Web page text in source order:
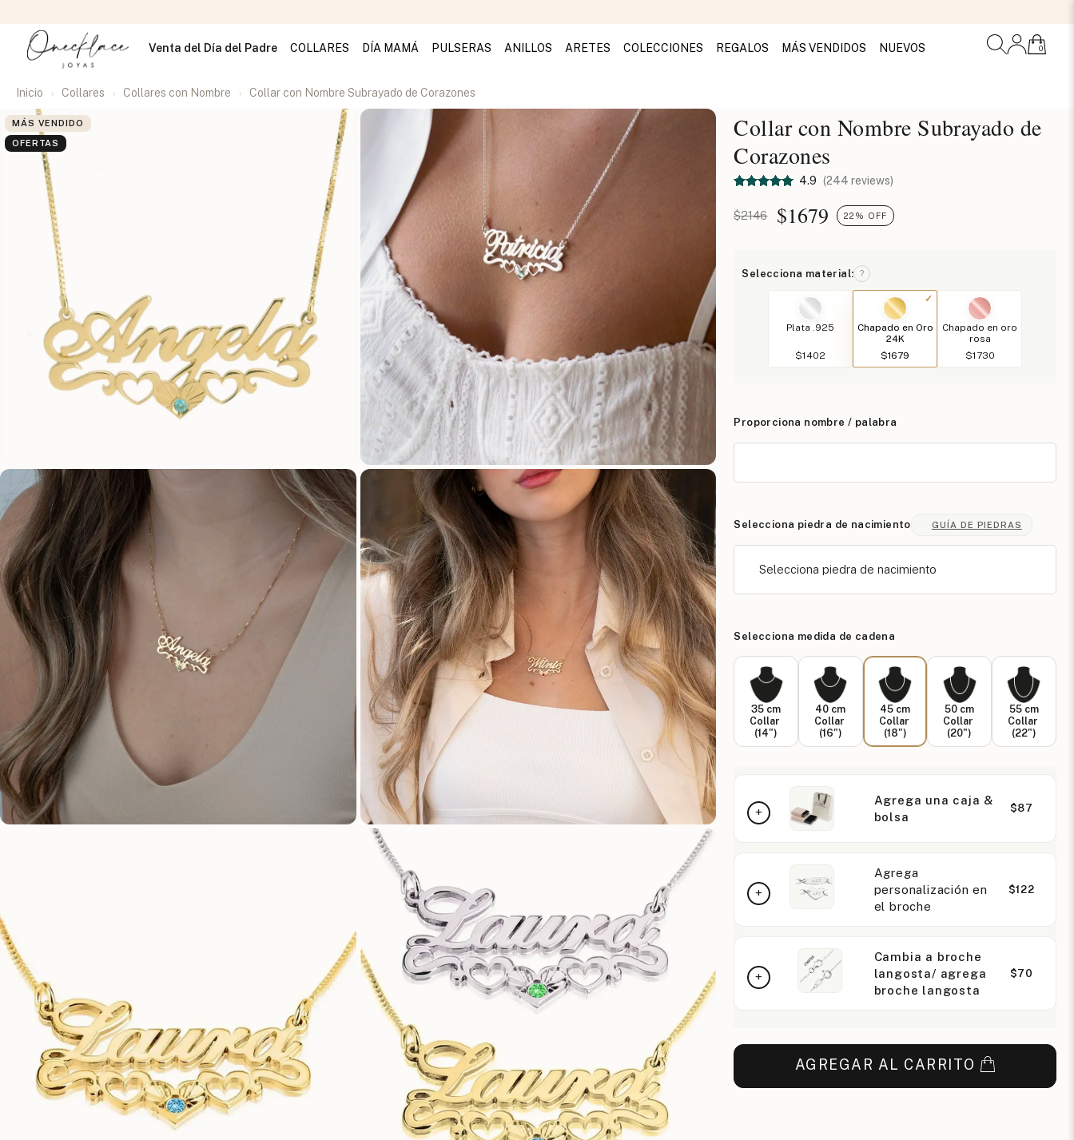
Venta del Día del Padre COLLARES DÍA MAMÁ PULSERAS ANILLOS ARETES COLECCIONES REGALOS MÁS VENDIDOS NUEVOS 0
Inicio Collares Collares con Nombre Collar con Nombre Subrayado de Corazones
MÁS VENDIDO
OFERTAS
Collar con Nombre Subrayado de
Corazones
4.9 (244 reviews)
$2146 $1679 22% OFF
Selecciona material: ?
Plata .925
$1402
Chapado en Oro
24K
$1679
Chapado en oro
rosa
$1730
Proporciona nombre / palabra
Selecciona piedra de nacimiento GUÍA DE PIEDRAS
Selecciona piedra de nacimiento
Selecciona medida de cadena
35 cm
Collar
(14")
40 cm
Collar
(16")
45 cm
Collar
(18")
50 cm
Collar
(20")
55 cm
Collar
(22")
Agrega una caja &
bolsa
$87
Agrega
personalización en
el broche
$122
Cambia a broche
langosta/ agrega
broche langosta
$70
AGREGAR AL CARRITO